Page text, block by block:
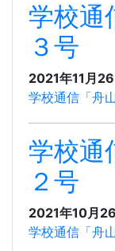
学校通
３号
2021年11月
学校通信「舟
学校通
２号
2021年10月
学校通信「舟